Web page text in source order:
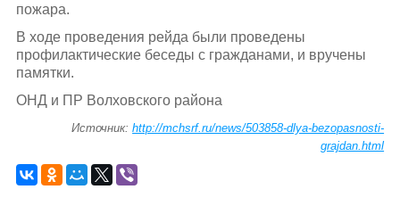
пожара.
В ходе проведения рейда были проведены
профилактические беседы с гражданами, и вручены
памятки.
ОНД и ПР Волховского района
Источник:http://mchsrf.ru/news/503858-dlya-bezopasnosti-
grajdan.html